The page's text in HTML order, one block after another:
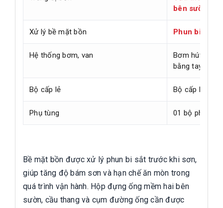
bên sườn
Xử lý bề mặt bồn Phun bi sắt
Hệ thống bơm, van
Bơm hút đẩy,
bằng tay
Bộ cấp lẻ Bộ cấp lẻ cơ
Phụ tùng 01 bộ phụ
Bề mặt bồn được xử lý phun bi sắt trước khi sơn,
giúp tăng độ bám sơn và hạn chế ăn mòn trong
quá trình vận hành. Hộp đựng ống mềm hai bên
sườn, cầu thang và cụm đường ống cần được